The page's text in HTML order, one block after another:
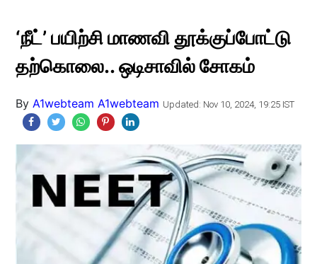
‘நீட்’ பயிற்சி மாணவி தூக்குப்போட்டு
தற்கொலை.. ஒடிசாவில் சோகம்
By A1webteam A1webteam Updated: Nov 10, 2024, 19:25 IST